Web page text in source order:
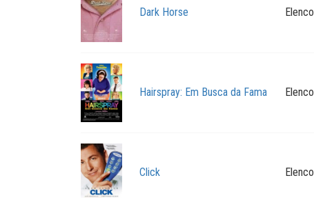
Dark Horse Elenco
Hairspray: Em Busca da Fama Elenco
Click Elenco